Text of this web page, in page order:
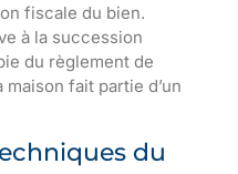
fiscale du bien.
à la succession
du règlement de
fait partie d’un
du